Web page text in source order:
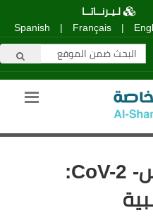
لـيـرنــاتــا
|
Français
|
Spanish
التطعيم ضد السارس- CoV-2: